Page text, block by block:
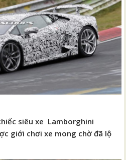
siêu xe Lamborghini
giới chơi xe mong chờ đã lộ